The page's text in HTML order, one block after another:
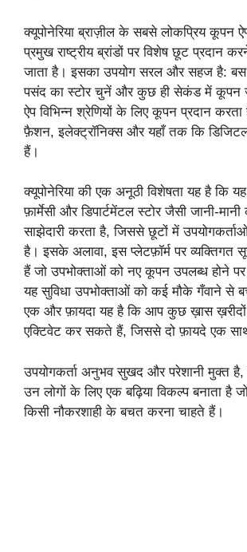
क्यूपोनेरिया ब्राज़ील के सबसे लोकप्रिय कूपन
प्रमुख राष्ट्रीय ब्रांडों पर विशेष छूट प्रदान
जाता है। इसका उपयोग सरल और सहज है:
पसंद का स्टोर चुनें और कुछ ही सेकंड में कूपन
ऐप विभिन्न श्रेणियों के लिए कूपन प्रदान
फ़ैशन, इलेक्ट्रॉनिक्स और यहाँ तक कि डिजिटल
हैं।
क्यूपोनेरिया की एक अनूठी विशेषता यह है कि
फ़ार्मेसी और डिपार्टमेंटल स्टोर जैसी जानी-
साझेदारी करता है, जिससे छूटों में
है। इसके अलावा, इस प्लेटफ़ॉर्म पर व्यक्तिगत
हैं जो उपभोक्ताओं को नए कूपन उपलब्ध होने
यह सुविधा उपभोक्ताओं को कई मौके गँवाने से
एक और फ़ायदा यह है कि आप कुछ ख़ास
एक्टिवेट कर सकते हैं, जिससे दो फ़ायदे एक
उपयोगकर्ता अनुभव सुखद और परेशानी मुक्त है,
उन लोगों के लिए एक बढ़िया विकल्प बनाता है
किसी नौकरशाही के बचत करना चाहते हैं।